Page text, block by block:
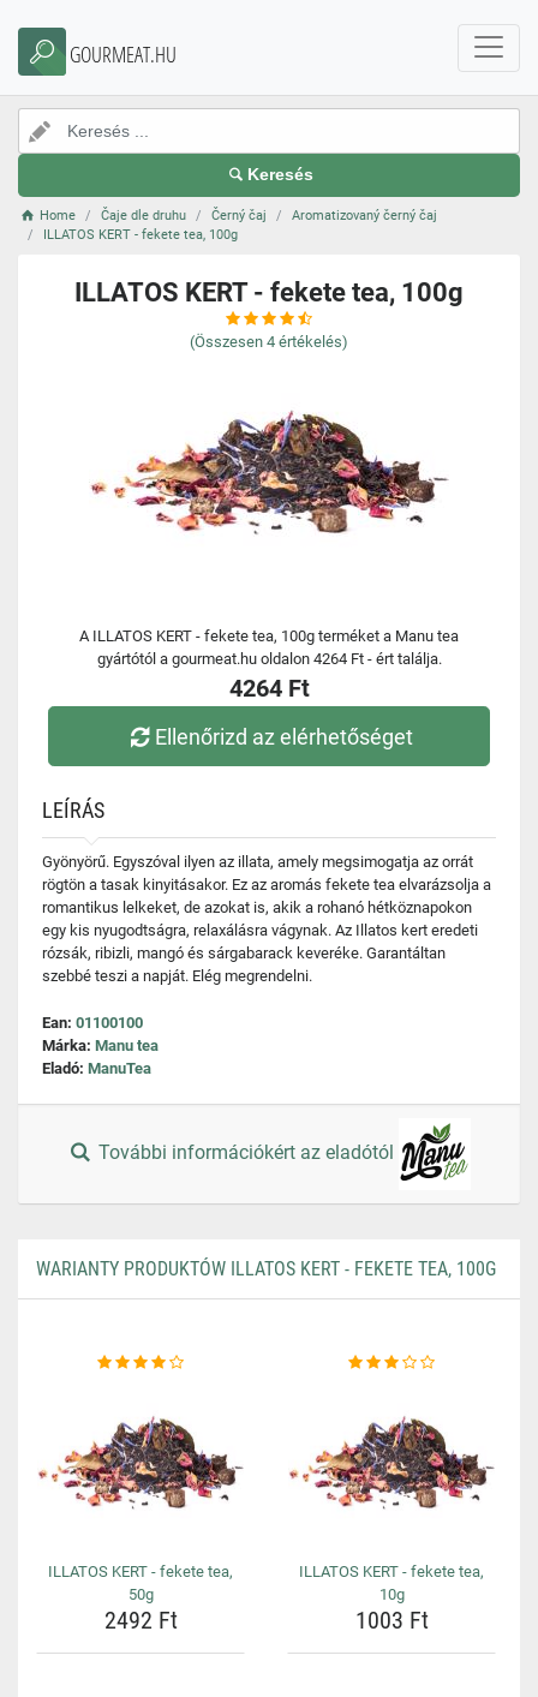
GOURMEAT.HU
Keresés
Home Čaje dle druhu Černý čaj
Aromatizovaný černý čaj
ILLATOS KERT - fekete tea, 100g
ILLATOS KERT - fekete tea, 100g
(Összesen 4 értékelés)
A ILLATOS KERT - fekete tea, 100g terméket a Manu tea
gyártótól a gourmeat.hu oldalon 4264 Ft - ért találja.
4264 Ft
Ellenőrizd az elérhetőséget
LEÍRÁS
Gyönyörű. Egyszóval ilyen az illata, amely megsimogatja az orrát
rögtön a tasak kinyitásakor. Ez az aromás fekete tea elvarázsolja a
romantikus lelkeket, de azokat is, akik a rohanó hétköznapokon
egy kis nyugodtságra, relaxálásra vágynak. Az Illatos kert eredeti
rózsák, ribizli, mangó és sárgabarack keveréke. Garantáltan
szebbé teszi a napját. Elég megrendelni.
Ean: 01100100
Márka: Manu tea
Eladó: ManuTea
További információkért az eladótól
WARIANTY PRODUKTÓW ILLATOS KERT - FEKETE TEA, 100G
ILLATOS KERT - fekete tea,
50g
2492 Ft
ILLATOS KERT - fekete tea,
10g
1003 Ft